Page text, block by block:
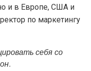
и в Европе, США и
по маркетингу
себя со